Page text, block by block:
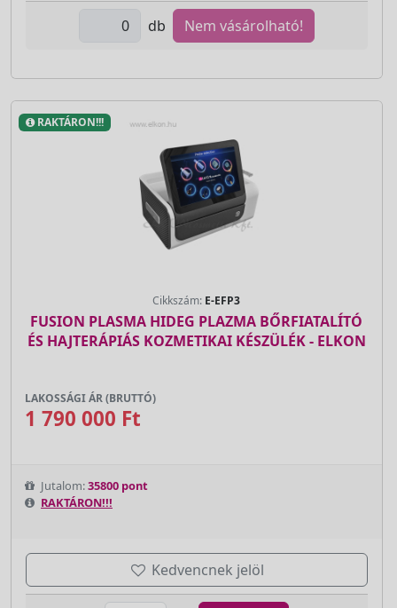
db Nem vásárolható!
RAKTÁRON!!!
Cikkszám: E-EFP3
FUSION PLASMA HIDEG PLAZMA BŐRFIATALÍTÓ
ÉS HAJTERÁPIÁS KOZMETIKAI KÉSZÜLÉK - ELKON
LAKOSSÁGI ÁR (BRUTTÓ)
1 790 000 Ft
Jutalom:35800 pont
RAKTÁRON!!!
Kedvencnek jelöl